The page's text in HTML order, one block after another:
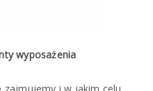
wyposażenia